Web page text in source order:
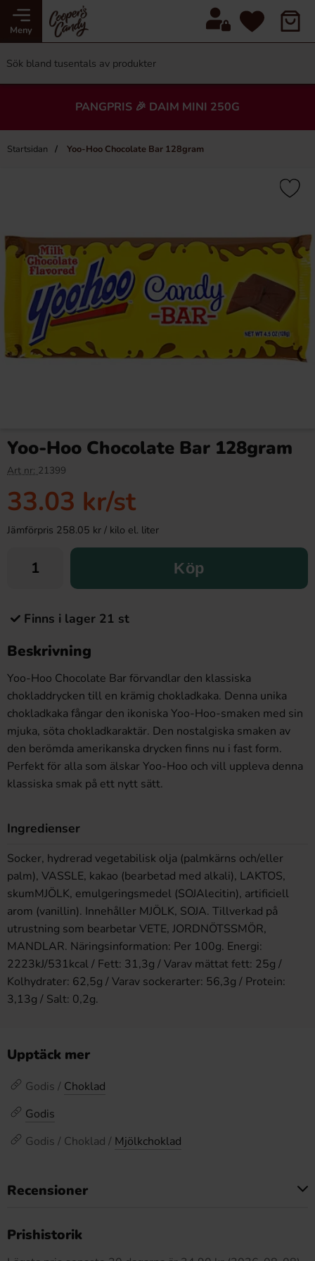
Meny
PANGPRIS 🎉 DAIM MINI 250G
Startsidan Yoo-Hoo Chocolate Bar 128gram
Yoo-Hoo Chocolate Bar 128gram
Art nr: 21399
33.03 kr/st
Jämförpris 258.05 kr / kilo el. liter
Köp
Finns i lager 21 st
Beskrivning
Yoo-Hoo Chocolate Bar förvandlar den klassiska
chokladdrycken till en krämig chokladkaka. Denna unika
chokladkaka fångar den ikoniska Yoo-Hoo-smaken med sin
mjuka, söta chokladkaraktär. Den nostalgiska smaken av
den berömda amerikanska drycken finns nu i fast form.
Perfekt för alla som älskar Yoo-Hoo och vill uppleva denna
klassiska smak på ett nytt sätt.
Ingredienser
Socker, hydrerad vegetabilisk olja (palmkärns och/eller
palm), VASSLE, kakao (bearbetad med alkali), LAKTOS,
skumMJÖLK, emulgeringsmedel (SOJAlecitin), artificiell
arom (vanillin). Innehåller MJÖLK, SOJA. Tillverkad på
utrustning som bearbetar VETE, JORDNÖTSSMÖR,
MANDLAR. Näringsinformation: Per 100g. Energi:
2223kJ/531kcal / Fett: 31,3g / Varav mättat fett: 25g /
Kolhydrater: 62,5g / Varav sockerarter: 56,3g / Protein:
3,13g / Salt: 0,2g.
Upptäck mer
Godis / Choklad
Godis
Godis / Choklad / Mjölkchoklad
Recensioner
Prishistorik